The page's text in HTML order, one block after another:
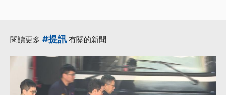
閱讀更多 #提訊 有關的新聞